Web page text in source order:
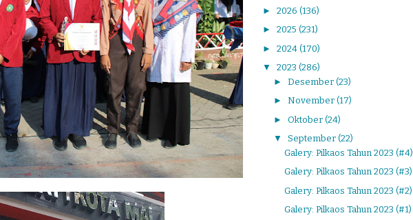
► 2026 (136)
► 2025 (231)
► 2024 (170)
▼ 2023 (286)
► Desember (23)
► November (17)
► Oktober (24)
▼ September (22)
Galery: Pilkaos Tahun 2023 (#4)
Galery: Pilkaos Tahun 2023 (#3)
Galery: Pilkaos Tahun 2023 (#2)
Galery: Pilkaos Tahun 2023 (#1)